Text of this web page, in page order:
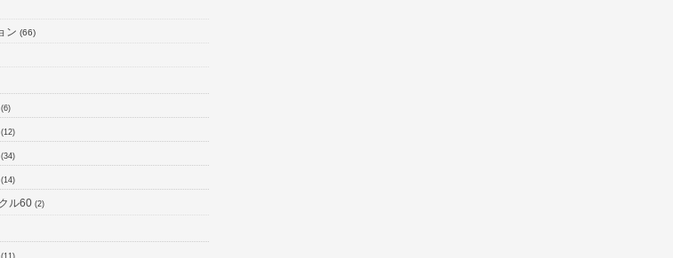
ン (66)
(6)
(12)
(34)
(14)
ル60 (2)
(11)